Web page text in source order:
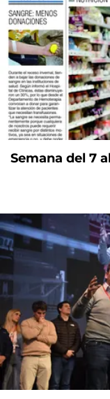
Semana del 7